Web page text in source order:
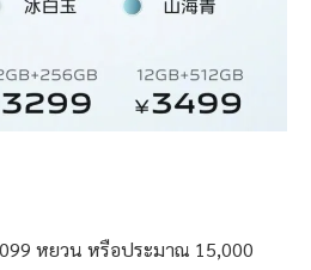
หยวน หรือประมาณ 15,000